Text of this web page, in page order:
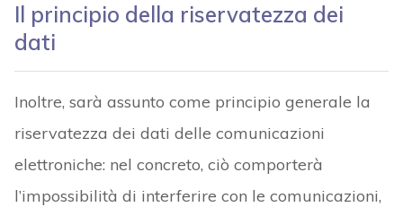
Il principio della riservatezza dei
dati
Inoltre, sarà assunto come principio generale la
riservatezza dei dati delle comunicazioni
elettroniche: nel concreto, ciò comporterà
l’impossibilità di interferire con le comunicazioni,